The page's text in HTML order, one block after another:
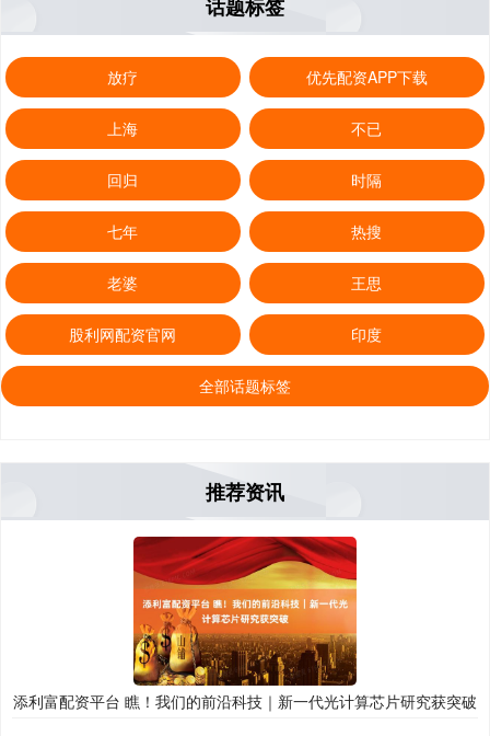
话题标签
放疗 优先配资APP下载
上海 不已
回归 时隔
七年 热搜
老婆 王思
股利网配资官网 印度
全部话题标签
推荐资讯
添利富配资平台 瞧！我们的前沿科技｜新一代光计算芯片研究获突破